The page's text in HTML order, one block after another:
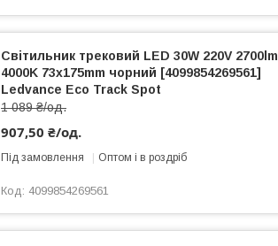
Світильник трековий LED 30W 220V 2700lm
4000K 73x175mm чорний [4099854269561]
Ledvance Eco Track Spot
1 089 ₴/од.
907,50 ₴/од.
Під замовлення Оптом і в роздріб
4099854269561